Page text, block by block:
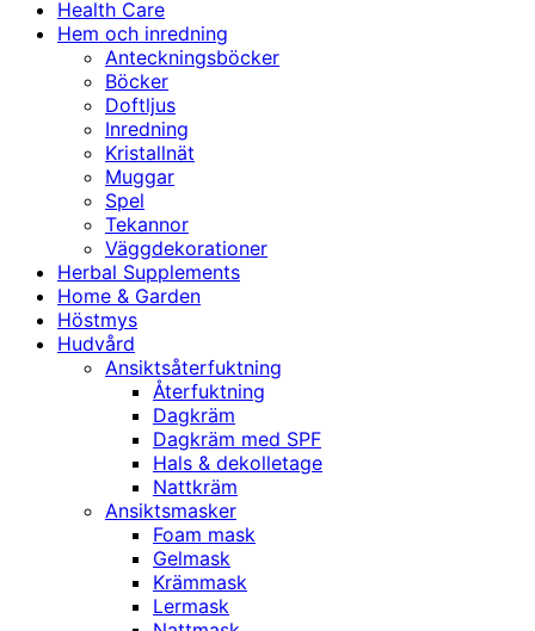
Health Care
Hem och inredning
Anteckningsböcker
Böcker
Doftljus
Inredning
Kristallnät
Muggar
Spel
Tekannor
Väggdekorationer
Herbal Supplements
Home & Garden
Höstmys
Hudvård
Ansiktsåterfuktning
Återfuktning
Dagkräm
Dagkräm med SPF
Hals & dekolletage
Nattkräm
Ansiktsmasker
Foam mask
Gelmask
Krämmask
Lermask